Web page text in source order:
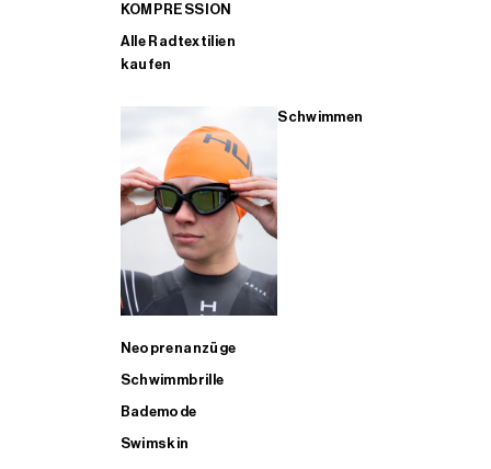
KOMPRESSION
Alle Radtextilien
kaufen
Schwimmen
Neoprenanzüge
Schwimmbrille
Bademode
Swimskin